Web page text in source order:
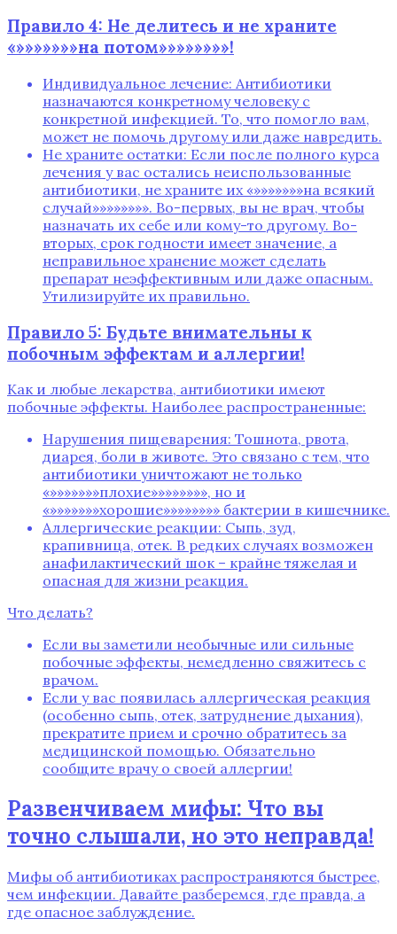
Правило 4: Не делитесь и не храните
«»»»»»»»на потом»»»»»»»»!
Индивидуальное лечение: Антибиотики
назначаются конкретному человеку с
конкретной инфекцией. То‚ что помогло вам‚
может не помочь другому или даже навредить.
Не храните остатки: Если после полного курса
лечения у вас остались неиспользованные
антибиотики‚ не храните их «»»»»»»»на всякий
случай»»»»»»»». Во-первых‚ вы не врач‚ чтобы
назначать их себе или кому-то другому. Во-
вторых‚ срок годности имеет значение‚ а
неправильное хранение может сделать
препарат неэффективным или даже опасным.
Утилизируйте их правильно.
Правило 5: Будьте внимательны к
побочным эффектам и аллергии!
Как и любые лекарства‚ антибиотики имеют
побочные эффекты. Наиболее распространенные:
Нарушения пищеварения: Тошнота‚ рвота‚
диарея‚ боли в животе. Это связано с тем‚ что
антибиотики уничтожают не только
«»»»»»»»плохие»»»»»»»»‚ но и
«»»»»»»»хорошие»»»»»»»» бактерии в кишечнике.
Аллергические реакции: Сыпь‚ зуд‚
крапивница‚ отек. В редких случаях возможен
анафилактический шок – крайне тяжелая и
опасная для жизни реакция.
Что делать?
Если вы заметили необычные или сильные
побочные эффекты‚ немедленно свяжитесь с
врачом.
Если у вас появилась аллергическая реакция
(особенно сыпь‚ отек‚ затруднение дыхания)‚
прекратите прием и срочно обратитесь за
медицинской помощью. Обязательно
сообщите врачу о своей аллергии!
Развенчиваем мифы: Что вы
точно слышали‚ но это неправда!
Мифы об антибиотиках распространяются быстрее‚
чем инфекции. Давайте разберемся‚ где правда‚ а
где опасное заблуждение.